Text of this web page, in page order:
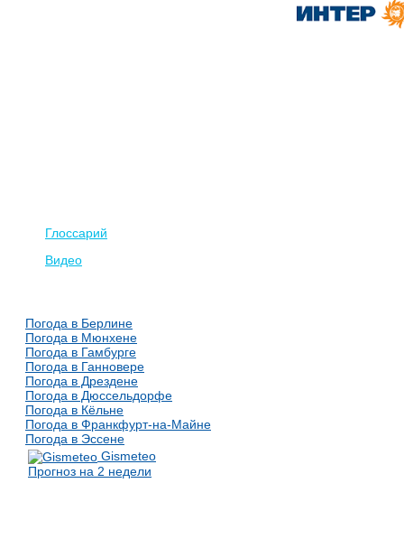
Глоссарий
Видео
Погода в Берлине
Погода в Мюнхене
Погода в Гамбурге
Погода в Ганновере
Погода в Дрездене
Погода в Дюссельдорфе
Погода в Кёльне
Погода в Франкфурт-на-Майне
Погода в Эссене
Gismeteo
Прогноз на 2 недели